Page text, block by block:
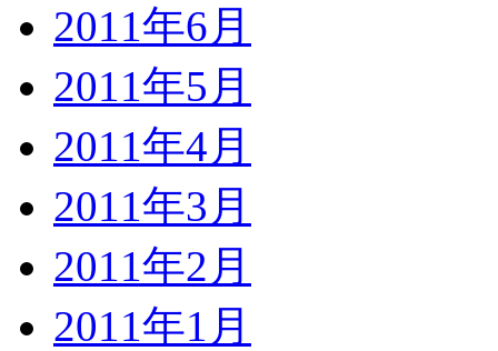
2011年6月
2011年5月
2011年4月
2011年3月
2011年2月
2011年1月